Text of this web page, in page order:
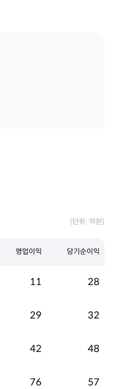
(단위: 억원)
영업이익 당기순이익
11 28
29 32
42 48
76 57